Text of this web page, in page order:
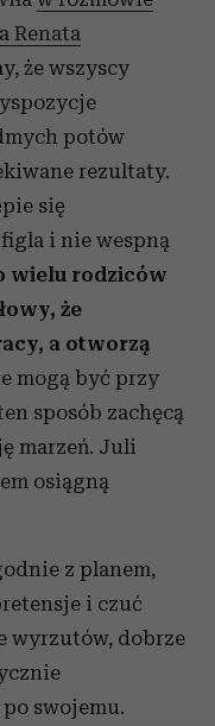
Renata
że wszyscy
potów
rezultaty.
się
figla i nie wespną
wielu rodziców
że
a otworzą
mogą być przy
sposób zachęcą
marzeń. Juli
osiągną
z planem,
i czuć
wyrzutów, dobrze
swojemu.